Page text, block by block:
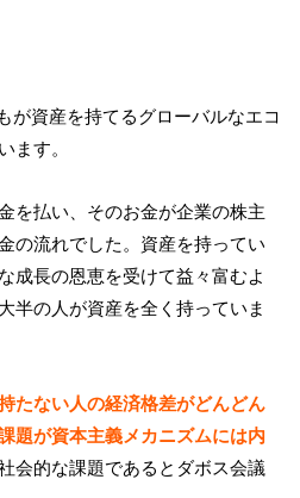
が資産を持てるグローバルなエコ
ます。
を払い、そのお金が企業の株主
の流れでした。資産を持ってい
成長の恩恵を受けて益々富むよ
半の人が資産を全く持っていま
たない人の経済格差がどんどん
題が資本主義メカニズムには内
会的な課題であるとダボス会議